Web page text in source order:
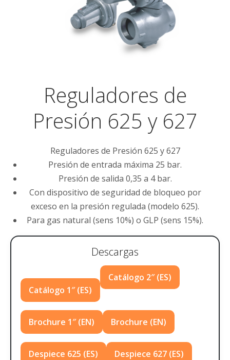
Reguladores de
Presión 625 y 627
Reguladores de Presión 625 y 627
Presión de entrada máxima 25 bar.
Presión de salida 0,35 a 4 bar.
Con dispositivo de seguridad de bloqueo por
exceso en la presión regulada (modelo 625).
Para gas natural (sens 10%) o GLP (sens 15%).
Descargas
Catálogo 1″ (ES)
Catálogo 2″ (ES)
Brochure 1″ (EN) Brochure (EN)
Despiece 625 (ES) Despiece 627 (ES)